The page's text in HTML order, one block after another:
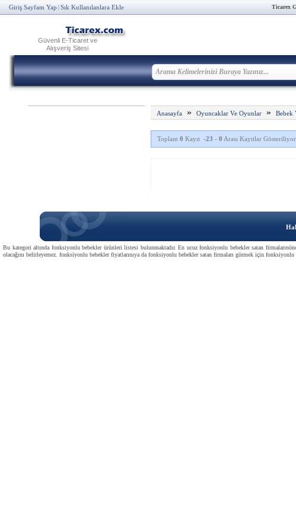
Giriş Sayfam Yap Sık Kullanılanlara Ekle Ticarex
Güvenli E-Ticaret ve
Alışveriş Sitesi
Anasayfa» Oyuncaklar Ve Oyunlar» Bebek
Toplam 0 Kayıt -23 - 0 Arası Kayıtlar Gösteriliyor
Bu kategori altında fonksiyonlu bebekler ürünleri listesi bulunmaktadır. En ucuz fonksiyonlu bebekler satan
olacağını belirleyemez. fonksiyonlu bebekler fiyatlarınıya da fonksiyonlu bebekler satan firmaları görmek için